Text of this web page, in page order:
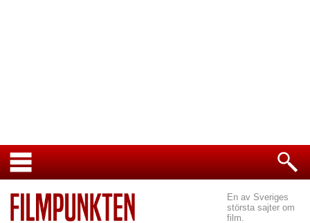
En av Sveriges
största sajter om
film.